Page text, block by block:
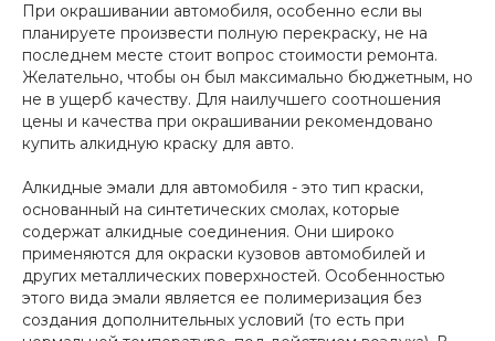
При окрашивании автомобиля, особенно если вы
планируете произвести полную перекраску, не на
последнем месте стоит вопрос стоимости ремонта.
Желательно, чтобы он был максимально бюджетным, но
не в ущерб качеству. Для наилучшего соотношения
цены и качества при окрашивании рекомендовано
купить алкидную краску для авто.
Алкидные эмали для автомобиля - это тип краски,
основанный на синтетических смолах, которые
содержат алкидные соединения. Они широко
применяются для окраски кузовов автомобилей и
других металлических поверхностей. Особенностью
этого вида эмали является ее полимеризация без
создания дополнительных условий (то есть при